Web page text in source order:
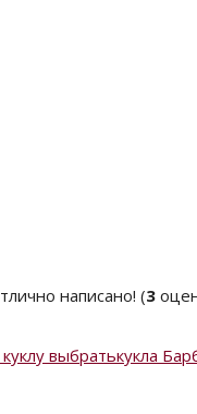
(3
выбратькукла